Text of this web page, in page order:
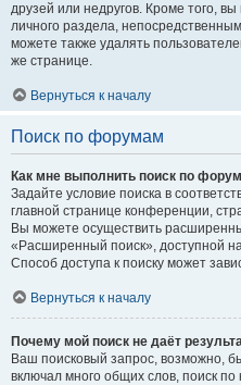
друзей или недругов. Кроме того,
личного раздела,
можете также удалять
же странице.
Вернуться к началу
Поиск по форумам
Как мне выполнить поиск по
Задайте условие поиска в
главной странице конференции,
Вы можете осуществить
«Расширенный поиск», доступной
Способ доступа к поиску может
Вернуться к началу
Почему мой поиск не даёт
Ваш поисковый запрос, возможно,
включал много общих слов, поиск